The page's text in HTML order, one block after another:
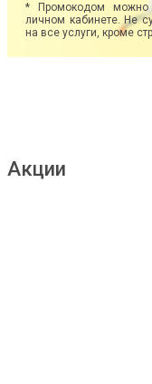
* Промокодом можно
личном кабинете. Не
на все услуги, кроме
Акции